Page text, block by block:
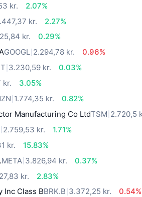
kr.
2.07%
kr.
2.27%
kr.
0.29%
GOOGL 2.294,78 kr.
0.96%
3.230,59 kr.
0.03%
kr.
3.05%
1.774,35 kr.
0.82%
Manufacturing Co LtdTSM 2.720,5
2.759,53 kr.
1.71%
kr.
15.83%
META 3.826,94 kr.
0.37%
kr.
2.83%
Inc Class BBRK.B 3.372,25 kr.
0.54%